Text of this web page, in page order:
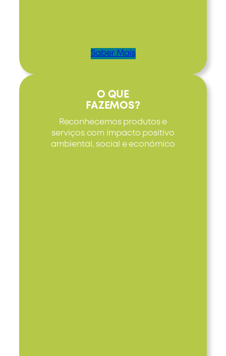
Saber Mais
O QUE
FAZEMOS?
Reconhecemos produtos e
serviços com impacto positivo
ambiental, social e económico